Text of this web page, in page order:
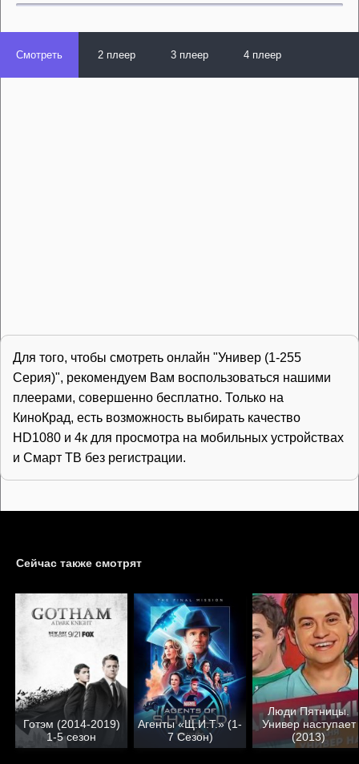
Смотреть 2 плеер 3 плеер 4 плеер
Для того, чтобы смотреть онлайн "Универ (1-255
Серия)", рекомендуем Вам воспользоваться нашими
плеерами, совершенно бесплатно. Только на
КиноКрад, есть возможность выбирать качество
HD1080 и 4к для просмотра на мобильных устройствах
и Смарт ТВ без регистрации.
Сейчас также смотрят
Готэм (2014-2019)
1-5 сезон
Агенты «Щ.И.Т.» (1-
7 Сезон)
Люди Пятницы.
Универ наступает
(2013)